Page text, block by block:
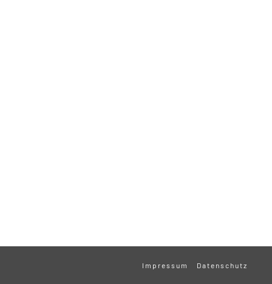
Impressum Datenschutz